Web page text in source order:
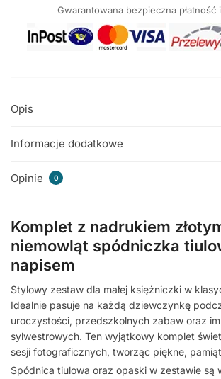
Gwarantowana bezpieczna płatność
Opis
Informacje dodatkowe
Opinie 0
Komplet z nadrukiem
niemowląt spódniczka
napisem
Stylowy zestaw dla małej księżniczki w
Idealnie pasuje na każdą dziewczynkę
uroczystości, przedszkolnych zabaw oraz
sylwestrowych. Ten wyjątkowy komplet
sesji fotograficznych, tworząc piękne,
Spódnica tiulowa oraz opaski w zestawie są